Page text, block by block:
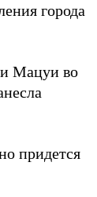
города
Мацуи во
придется